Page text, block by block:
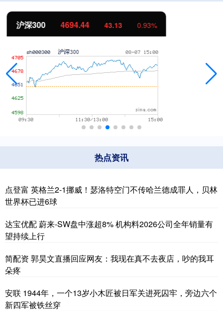
北证50 1134.24 11.37
热点资讯
点登富 英格兰2-1挪威！瑟洛特空门不传哈兰德成罪人，贝林
世界杯已进6球
达宝优配 蔚来-SW盘中涨超8% 机构料2026公司全年销量有
望持续上行
简配资 郭昊文直播回应网友：我现在真不去夜店，吵的我耳
朵疼
安联 1944年，一个13岁小木匠被日军关进死囚牢，旁边六个
新四军被铁丝穿